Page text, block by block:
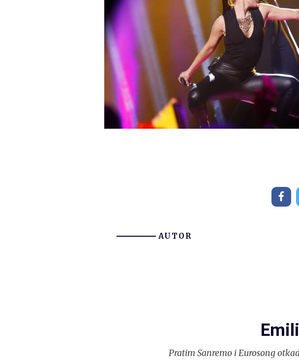
AUTOR
Pratim Sanremo i Eurosong